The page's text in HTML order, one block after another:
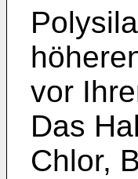
vor
Das
Chlor,